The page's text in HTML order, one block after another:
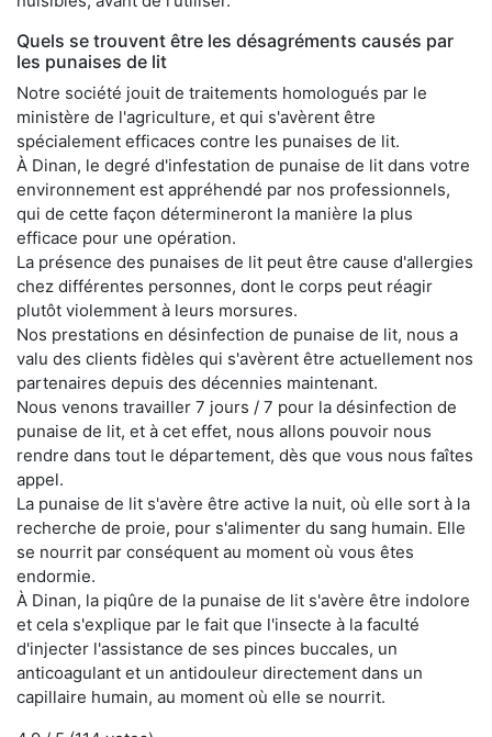
Quels se trouvent être les désagréments causés par
les punaises de lit
Notre société jouit de traitements homologués par le
ministère de l'agriculture, et qui s'avèrent être
spécialement efficaces contre les punaises de lit.
À Dinan, le degré d'infestation de punaise de lit dans votre
environnement est appréhendé par nos professionnels,
qui de cette façon détermineront la manière la plus
efficace pour une opération.
La présence des punaises de lit peut être cause d'allergies
chez différentes personnes, dont le corps peut réagir
plutôt violemment à leurs morsures.
Nos prestations en désinfection de punaise de lit, nous a
valu des clients fidèles qui s'avèrent être actuellement nos
partenaires depuis des décennies maintenant.
Nous venons travailler 7 jours / 7 pour la désinfection de
punaise de lit, et à cet effet, nous allons pouvoir nous
rendre dans tout le département, dès que vous nous faîtes
appel.
La punaise de lit s'avère être active la nuit, où elle sort à la
recherche de proie, pour s'alimenter du sang humain. Elle
se nourrit par conséquent au moment où vous êtes
endormie.
À Dinan, la piqûre de la punaise de lit s'avère être indolore
et cela s'explique par le fait que l'insecte à la faculté
d'injecter l'assistance de ses pinces buccales, un
anticoagulant et un antidouleur directement dans un
capillaire humain, au moment où elle se nourrit.